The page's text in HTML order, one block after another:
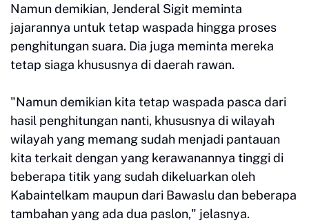
Namun demikian, Jenderal Sigit meminta
jajarannya untuk tetap waspada hingga proses
penghitungan suara. Dia juga meminta mereka
tetap siaga khususnya di daerah rawan.
"Namun demikian kita tetap waspada pasca dari
hasil penghitungan nanti, khususnya di wilayah
wilayah yang memang sudah menjadi pantauan
kita terkait dengan yang kerawanannya tinggi di
beberapa titik yang sudah dikeluarkan oleh
Kabaintelkam maupun dari Bawaslu dan beberapa
tambahan yang ada dua paslon," jelasnya.